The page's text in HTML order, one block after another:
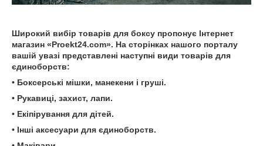
Широкий вибір товарів для боксу пропонує Інтернет
магазин «Proekt24.com». На сторінках нашого порталу
вашій увазі представлені наступні види товарів для
єдиноборств:
• Боксерські мішки, манекени і груші.
• Рукавиці, захист, лапи.
• Екіпірування для дітей.
• Інші аксесуари для єдиноборств.